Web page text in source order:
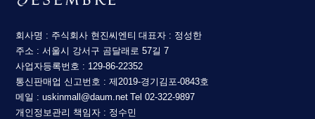
회사명 : 주식회사 현진씨엔티 대표자 : 정성한
주소 : 서울시 강서구 곰달래로 57길 7
사업자등록번호 : 129-86-22352
통신판매업 신고번호 : 제2019-경기김포-0843호
메일 : uskinmall@daum.net Tel 02-322-9897
개인정보관리 책임자 : 정수민